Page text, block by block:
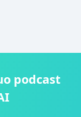
podcast